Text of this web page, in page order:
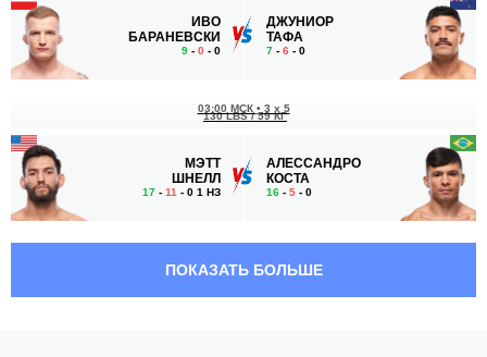
ИВО
БАРАНЕВСКИ
9 - 0 - 0
ДЖУНИОР
ТАФА
7 - 6 - 0
МЭТТ
ШНЕЛЛ
17 - 11 - 0 1 НЗ
03:00 МСК • 3 x 5
130 LBS / 59 КГ
АЛЕССАНДРО
КОСТА
16 - 5 - 0
ПОКАЗАТЬ БОЛЬШЕ